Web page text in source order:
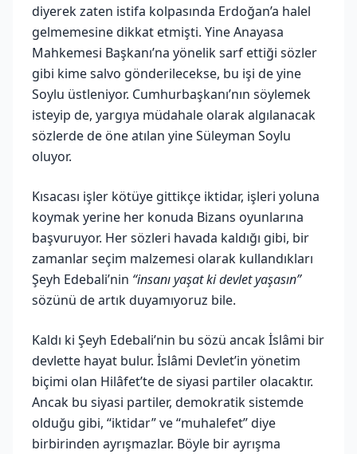
diyerek zaten istifa kolpasında Erdoğan’a halel
gelmemesine dikkat etmişti. Yine Anayasa
Mahkemesi Başkanı’na yönelik sarf ettiği sözler
gibi kime salvo gönderilecekse, bu işi de yine
Soylu üstleniyor. Cumhurbaşkanı’nın söylemek
isteyip de, yargıya müdahale olarak algılanacak
sözlerde de öne atılan yine Süleyman Soylu
oluyor.
Kısacası işler kötüye gittikçe iktidar, işleri yoluna
koymak yerine her konuda Bizans oyunlarına
başvuruyor. Her sözleri havada kaldığı gibi, bir
zamanlar seçim malzemesi olarak kullandıkları
Şeyh Edebali’nin “insanı yaşat ki devlet yaşasın”
sözünü de artık duyamıyoruz bile.
Kaldı ki Şeyh Edebali’nin bu sözü ancak İslâmi bir
devlette hayat bulur. İslâmi Devlet’in yönetim
biçimi olan Hilâfet’te de siyasi partiler olacaktır.
Ancak bu siyasi partiler, demokratik sistemde
olduğu gibi, “iktidar” ve “muhalefet” diye
birbirinden ayrışmazlar. Böyle bir ayrışma